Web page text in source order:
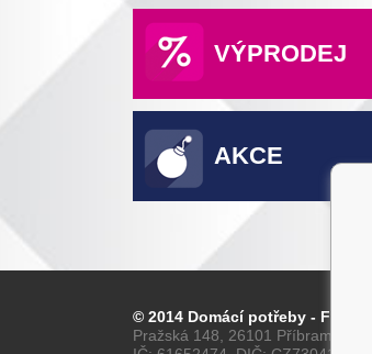
VÝPRODEJ
AKCE
© 2014 Domácí potřeby - Franta
Pražská 148, 26101 Příbram